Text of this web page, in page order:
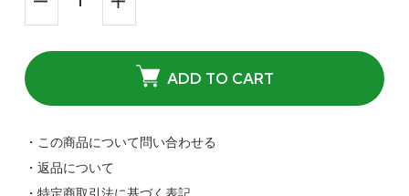
ADD TO CART
・この商品について問い合わせる
・返品について